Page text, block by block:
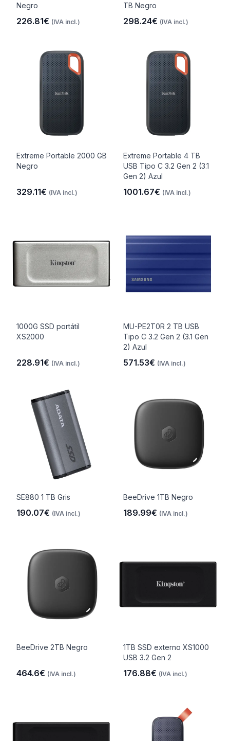
Negro
226.81€ (IVA incl.)
TB Negro
298.24€ (IVA incl.)
Extreme Portable 2000 GB
Negro
329.11€ (IVA incl.)
Extreme Portable 4 TB
USB Tipo C 3.2 Gen 2 (3.1
Gen 2) Azul
1001.67€ (IVA incl.)
1000G SSD portátil
XS2000
228.91€ (IVA incl.)
MU-PE2T0R 2 TB USB
Tipo C 3.2 Gen 2 (3.1 Gen
2) Azul
571.53€ (IVA incl.)
SE880 1 TB Gris
190.07€ (IVA incl.)
BeeDrive 1TB Negro
189.99€ (IVA incl.)
BeeDrive 2TB Negro
464.6€ (IVA incl.)
1TB SSD externo XS1000
USB 3.2 Gen 2
176.88€ (IVA incl.)